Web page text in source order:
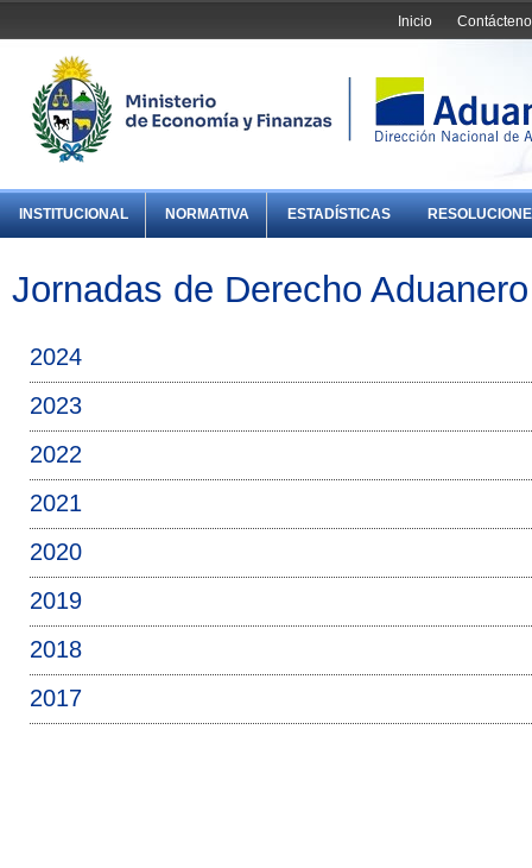
Inicio
INSTITUCIONAL NORMATIVA ESTADÍSTICAS
Jornadas de Derecho Aduanero
2024
2023
2022
2021
2020
2019
2018
2017